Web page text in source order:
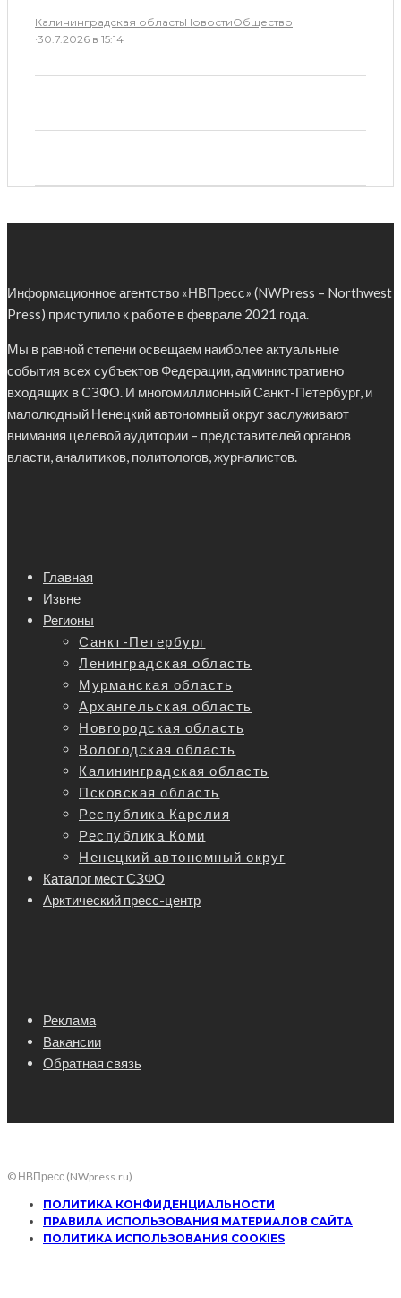
Калининградская областьНовостиОбщество
·30.7.2026 в 15:14
Информационное агентство «НВПресс» (NWPress – Northwest
Press) приступило к работе в феврале 2021 года.
Мы в равной степени освещаем наиболее актуальные
события всех субъектов Федерации, административно
входящих в СЗФО. И многомиллионный Санкт-Петербург, и
малолюдный Ненецкий автономный округ заслуживают
внимания целевой аудитории – представителей органов
власти, аналитиков, политологов, журналистов.
Главная
Извне
Регионы
Санкт-Петербург
Ленинградская область
Мурманская область
Архангельская область
Новгородская область
Вологодская область
Калининградская область
Псковская область
Республика Карелия
Республика Коми
Ненецкий автономный округ
Каталог мест СЗФО
Арктический пресс-центр
Реклама
Вакансии
Обратная связь
© НВПресс (NWpress.ru)
ПОЛИТИКА КОНФИДЕНЦИАЛЬНОСТИ
ПРАВИЛА ИСПОЛЬЗОВАНИЯ МАТЕРИАЛОВ САЙТА
ПОЛИТИКА ИСПОЛЬЗОВАНИЯ COOKIES